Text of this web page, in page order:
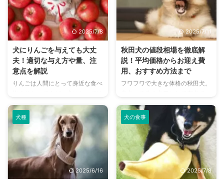
こくて甘えん坊なため、愛猫とゆ
ったりとした時間を過ごしたい方
に向いている猫種と言えるでしょ
う。 この記事ではジェネッタの
特徴や性格、飼い方のポイントに
ついて詳しく解説していきます。
可愛らしい猫が好きな方や、珍し
い猫種に興味がある方はぜひ参考
にしてくださいね。 この記事の
れたばかりの非常に新しい猫 ...
ピードは人間の約5倍。 重症化す
ると手術が必要になることも多い
ため、気をつけたい病気です。予
防には毎日のデンタルケアが欠か
せません。 こちらの記事では歯
周病の原因や症状、予防のための
歯磨きの方法について丁寧に解説
しています。 愛猫の健康が気に
なる方、歯磨きの方法に興味のあ
ね。 この記事の結論 猫は虫歯 ...
2025/7/8
犬にりんごを与えても大丈
夫！適切な与え方や量、注
意点を解説
りんごは人間にとって身近な食べ
どうなのでしょうか？ 結論から
言うと、りんごは犬にとっても美
味しく食べられるフルーツ。犬の
舌は甘さを感じる機能に優れてい
るため、甘みを好む傾向がありま
す。 りんごやバナナ、イチゴな
どの甘みのあるフルーツが好物な
犬は多く、おやつやトッピングと
2025/7/11
秋田犬の値段相場を徹底解
説！平均価格からお迎え費
用、おすすめ方法まで
フワフワで大きな体格の秋田犬。
フィギュアスケートの金メダリス
トであるザギトワ選手など有名人
も飼育していることから、国内外
でとても人気の犬種です。 愛ら
しくてほっこりとした表情に魅了
され、興味を惹かれる方も少なく
ないでしょう。 この記事では、
秋田犬の値段相場や価格の決まり
犬種
2025/6/16
犬の食事
2025/7/8